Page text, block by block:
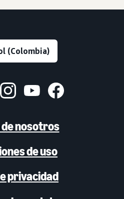
nosotros
de uso
privacidad